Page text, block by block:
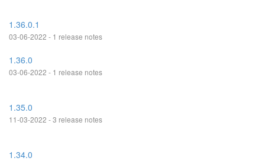
1.36.0.1
03-06-2022 - 1 release notes
1.36.0
03-06-2022 - 1 release notes
1.35.0
11-03-2022 - 3 release notes
1.34.0